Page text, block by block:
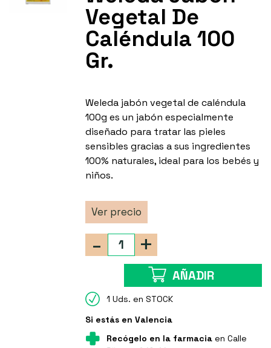
Vegetal De
Caléndula 100
Gr.
Weleda jabón vegetal de caléndula
100g es un jabón especialmente
diseñado para tratar las pieles
sensibles gracias a sus ingredientes
100% naturales, ideal para los bebés y
niños.
Ver precio
+
-
AÑADIR
1 Uds. en STOCK
Si estás en Valencia
Recógelo en la farmacia en Calle